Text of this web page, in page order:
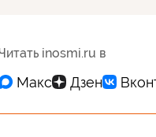
inosmi.ru в